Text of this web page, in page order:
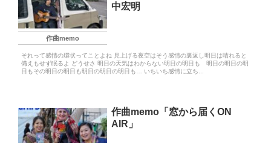
作曲memo
中宏明
それって感情の環状ってことよね 見上げる夜空はそう感情の裏返し明日は晴れると
備えもせず眠るよ どうせさ 明日の天気はわからない明日の明日も 明日の明日の明
日もその明日の明日も明日の明日の明日も… いちいち感情に立ち...
作曲memo「窓から届くON
AIR」